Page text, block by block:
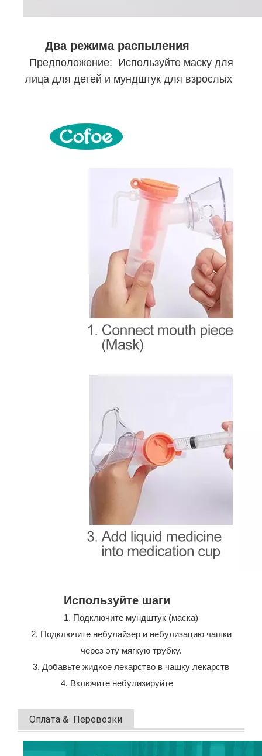
Два режима распыления
Предположение: Используйте маску для
лица для детей и мундштук для взрослых
Используйте шаги
1. Подключите мундштук (маска)
2. Подключите небулайзер и небулизацию чашки
через эту мягкую трубку.
3. Добавьте жидкое лекарство в чашку лекарств
4. Включите небулизируйте
Оплата & Перевозки